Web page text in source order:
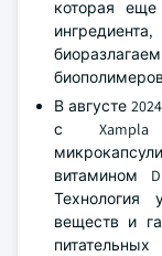
которая
В августе
с Xampla
витамином
Технология
веществ и